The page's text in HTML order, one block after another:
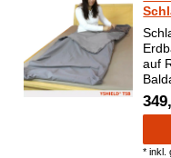
auf
*inkl.